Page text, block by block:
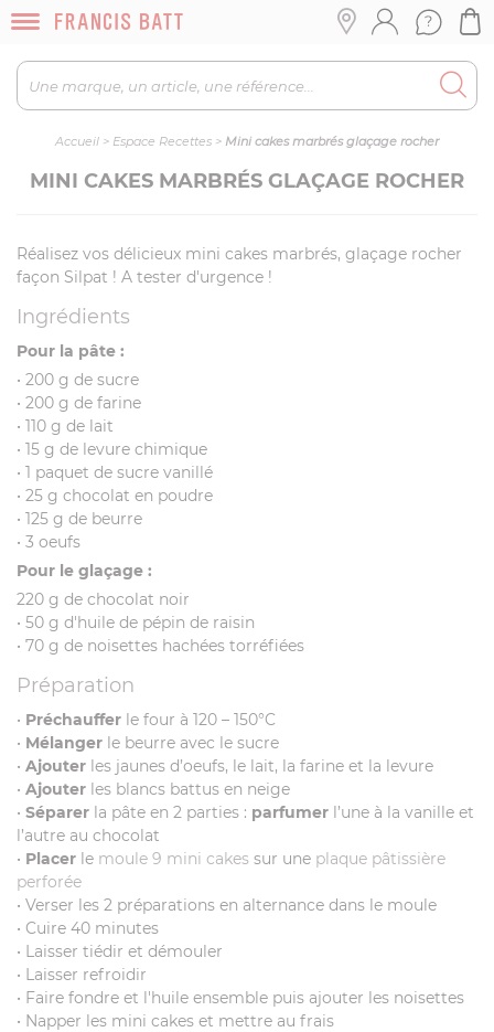
Accueil > Espace Recettes > Mini cakes marbrés glaçage rocher
MINI CAKES MARBRÉS GLAÇAGE ROCHER
Réalisez vos délicieux mini cakes marbrés, glaçage rocher
façon Silpat ! A tester d'urgence !
Ingrédients
Pour la pâte :
• 200 g de sucre
• 200 g de farine
• 110 g de lait
• 15 g de levure chimique
• 1 paquet de sucre vanillé
• 25 g chocolat en poudre
• 125 g de beurre
• 3 oeufs
Pour le glaçage :
220 g de chocolat noir
• 50 g d'huile de pépin de raisin
• 70 g de noisettes hachées torréfiées
Préparation
• Préchauffer le four à 120 – 150°C
• Mélanger le beurre avec le sucre
• Ajouter les jaunes d’oeufs, le lait, la farine et la levure
• Ajouter les blancs battus en neige
• Séparer la pâte en 2 parties : parfumer l’une à la vanille et
l’autre au chocolat
• Placer le moule 9 mini cakes sur une plaque pâtissière
perforée
• Verser les 2 préparations en alternance dans le moule
• Cuire 40 minutes
• Laisser tiédir et démouler
• Laisser refroidir
• Faire fondre et l'huile ensemble puis ajouter les noisettes
• Napper les mini cakes et mettre au frais